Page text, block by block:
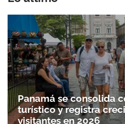
Gracias por
Panamá se consolida
turístico y registra
visitantes en 2026